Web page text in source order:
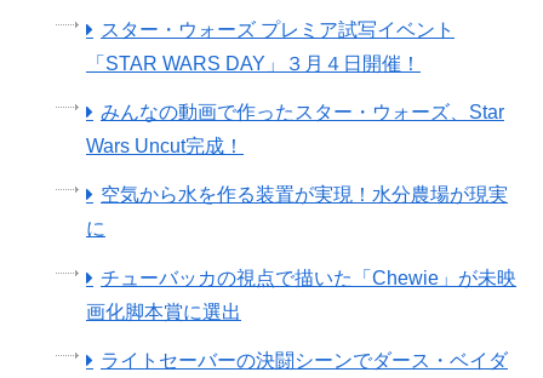
スター・ウォーズ プレミア試写イベント
「STAR WARS DAY」３月４日開催！
みんなの動画で作ったスター・ウォーズ、Star
Wars Uncut完成！
空気から水を作る装置が実現！水分農場が現実
に
チューバッカの視点で描いた「Chewie」が未映
画化脚本賞に選出
ライトセーバーの決闘シーンでダース・ベイダ